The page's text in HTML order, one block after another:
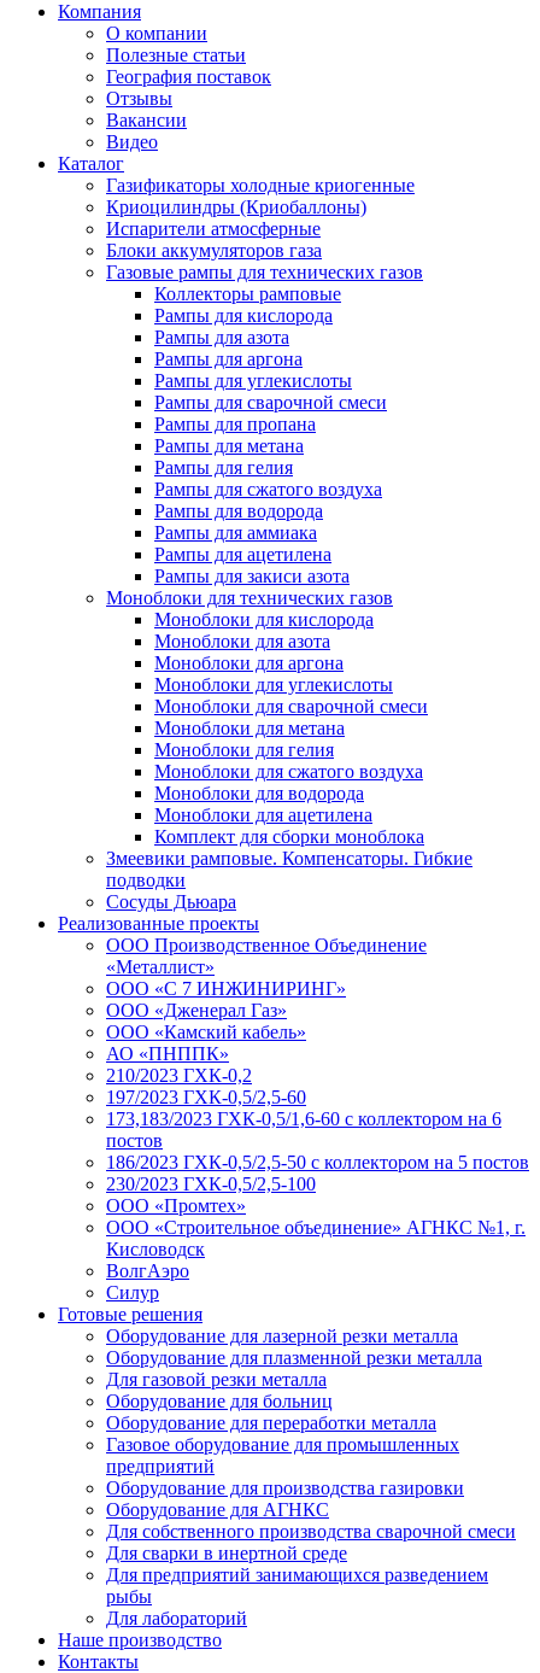
Компания
О компании
Полезные статьи
География поставок
Отзывы
Вакансии
Видео
Каталог
Газификаторы холодные криогенные
Криоцилиндры (Криобаллоны)
Испарители атмосферные
Блоки аккумуляторов газа
Газовые рампы для технических газов
Коллекторы рамповые
Рампы для кислорода
Рампы для азота
Рампы для аргона
Рампы для углекислоты
Рампы для сварочной смеси
Рампы для пропана
Рампы для метана
Рампы для гелия
Рампы для сжатого воздуха
Рампы для водорода
Рампы для аммиака
Рампы для ацетилена
Рампы для закиси азота
Моноблоки для технических газов
Моноблоки для кислорода
Моноблоки для азота
Моноблоки для аргона
Моноблоки для углекислоты
Моноблоки для сварочной смеси
Моноблоки для метана
Моноблоки для гелия
Моноблоки для сжатого воздуха
Моноблоки для водорода
Моноблоки для ацетилена
Комплект для сборки моноблока
Змеевики рамповые. Компенсаторы. Гибкие
подводки
Сосуды Дьюара
Реализованные проекты
ООО Производственное Объединение
«Металлист»
ООО «С 7 ИНЖИНИРИНГ»
ООО «Дженерал Газ»
ООО «Камский кабель»
АО «ПНППК»
210/2023 ГХК-0,2
197/2023 ГХК-0,5/2,5-60
173,183/2023 ГХК-0,5/1,6-60 с коллектором на 6
постов
186/2023 ГХК-0,5/2,5-50 с коллектором на 5 постов
230/2023 ГХК-0,5/2,5-100
ООО «Промтех»
ООО «Строительное объединение» АГНКС №1, г.
Кисловодск
ВолгАэро
Силур
Готовые решения
Оборудование для лазерной резки металла
Оборудование для плазменной резки металла
Для газовой резки металла
Оборудование для больниц
Оборудование для переработки металла
Газовое оборудование для промышленных
предприятий
Оборудование для производства газировки
Оборудование для АГНКС
Для собственного производства сварочной смеси
Для сварки в инертной среде
Для предприятий занимающихся разведением
рыбы
Для лабораторий
Наше производство
Контакты